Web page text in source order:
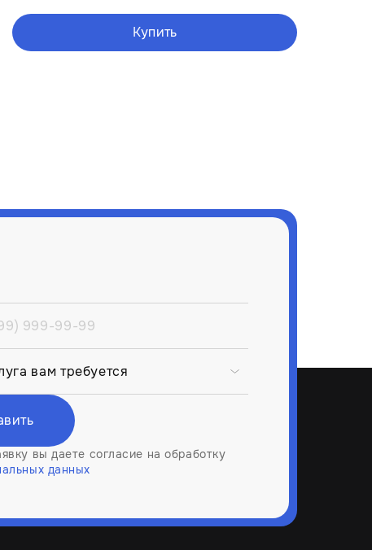
Купить
вы даете согласие на обработку
данных